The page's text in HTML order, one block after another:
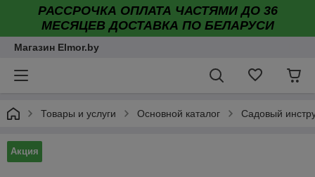
РАССРОЧКА ОПЛАТА ЧАСТЯМИ ДО 36
МЕСЯЦЕВ ДОСТАВКА ПО БЕЛАРУСИ
Магазин Elmor.by
Товары и услуги Основной каталог Садовый
Акция